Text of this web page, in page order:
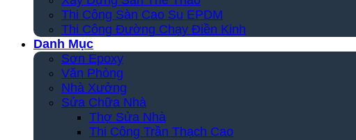
Thi Công Sàn Cao Su EPDM
Thi Công Đường Chạy Điền Kinh
Danh Mục
Sơn Epoxy
Văn Phòng
Nhà Xưởng
Sửa Chữa Nhà
Thợ Sửa Nhà
Thi Công Trần Thạch Cao